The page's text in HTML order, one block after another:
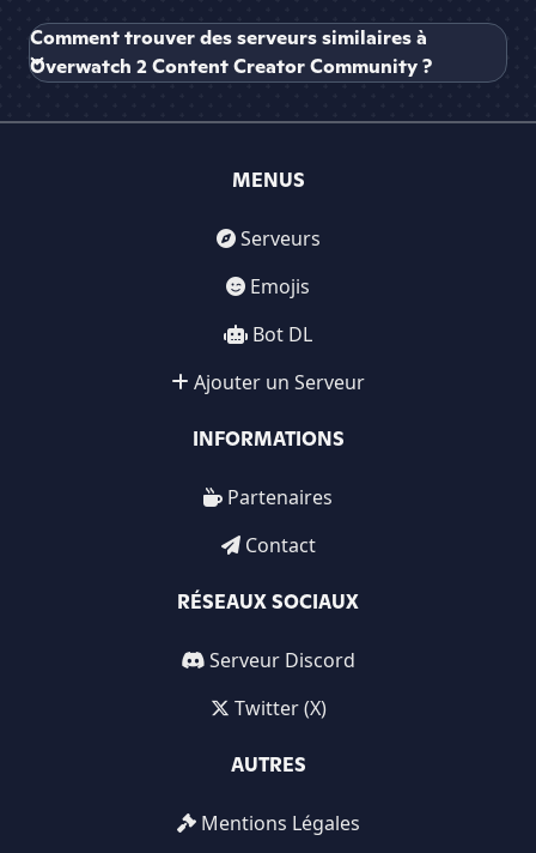
Comment trouver des serveurs similaires à
Overwatch 2 Content Creator Community ?
MENUS
Serveurs
Emojis
Bot DL
Ajouter un Serveur
INFORMATIONS
Partenaires
Contact
RÉSEAUX SOCIAUX
Serveur Discord
Twitter (X)
AUTRES
Mentions Légales